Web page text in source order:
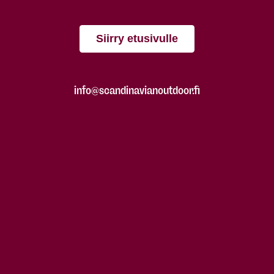
Siirry etusivulle
info@scandinavianoutdoor.fi